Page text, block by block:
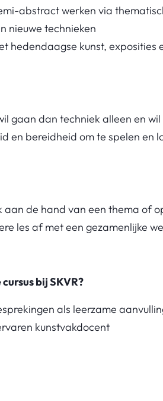
abstract werken via
nieuwe technieken
hedendaagse kunst, exposities
gaan dan techniek alleen en
en bereidheid om te spelen en
aan de hand van een thema of
les af met een gezamenlijke
bij SKVR?
als leerzame
kunstvakdocent